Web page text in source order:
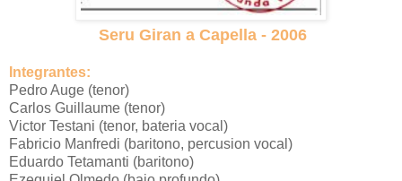
Seru Giran a Capella - 2006
Integrantes:
Pedro Auge (tenor)
Carlos Guillaume (tenor)
Victor Testani (tenor, bateria vocal)
Fabricio Manfredi (baritono, percusion vocal)
Eduardo Tetamanti (baritono)